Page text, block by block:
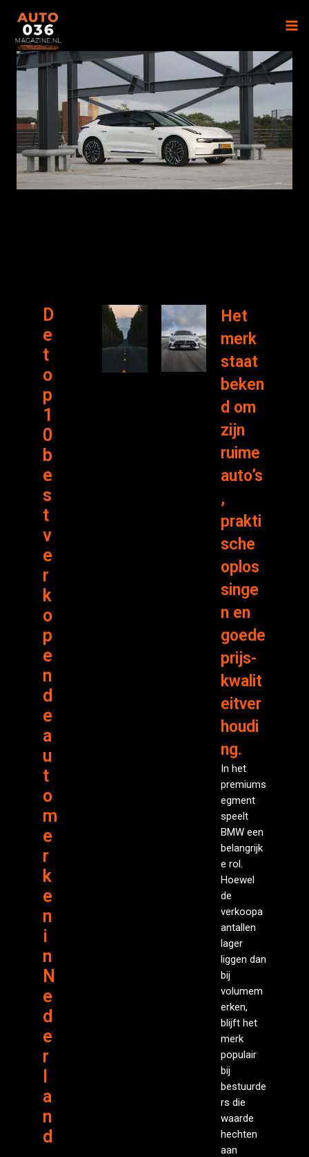
D
e
t
o
p
1
0
b
e
s
t
v
e
r
k
o
p
e
n
d
e
a
u
t
o
m
e
r
k
e
n
i
n
N
e
d
e
r
l
a
n
d
Het
merk
staat
beken
d om
zijn
ruime
auto’s
,
prakti
sche
oplos
singe
n en
goede
prijs-
kwalit
eitver
houdi
ng.
In het
premiums
egment
speelt
BMW een
belangrijk
e rol.
Hoewel
de
verkoopa
antallen
lager
liggen dan
bij
volumem
erken,
blijft het
merk
populair
bij
bestuurde
rs die
waarde
hechten
aan